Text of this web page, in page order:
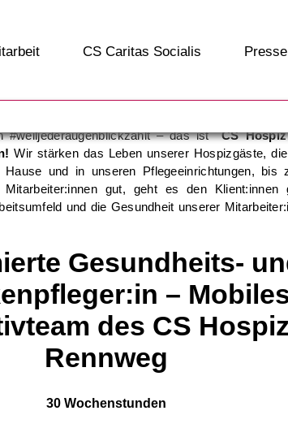
CS Caritas Socialis Presse
#weiljederaugenblickzählt – das istCS
Wir stärken das Leben unserer Hospizgäste,
Hause und in unseren Pflegeeinrichtungen, bis
Mitarbeiter:innen gut, geht es den Klient:innen
und die Gesundheit unserer
Gesundheits-
–
des CS Hospiz
Rennweg
30 Wochenstunden